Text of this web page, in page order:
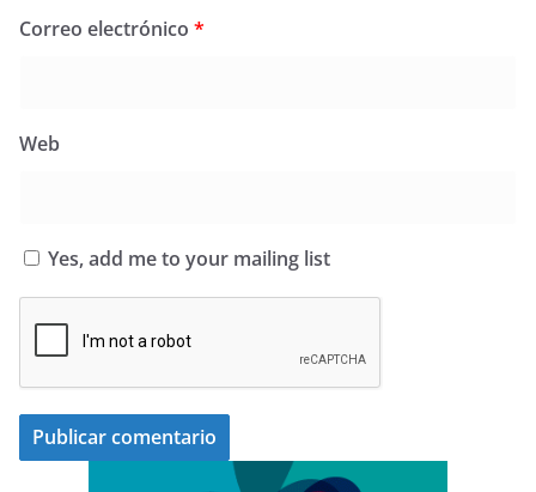
Correo electrónico *
Web
Yes, add me to your mailing list